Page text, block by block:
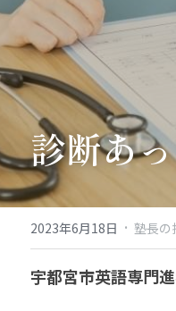
英語診断ド
診断あ
2023年6月18日 · 塾長の
宇都宮市英語専門